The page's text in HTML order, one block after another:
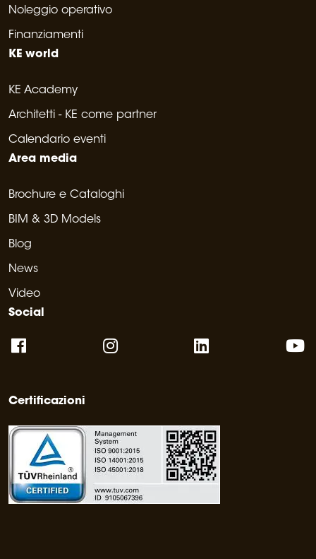
Noleggio operativo
Finanziamenti
KE world
KE Academy
Architetti - KE come partner
Calendario eventi
Area media
Brochure e Cataloghi
BIM & 3D Models
Blog
News
Video
Social
Certificazioni